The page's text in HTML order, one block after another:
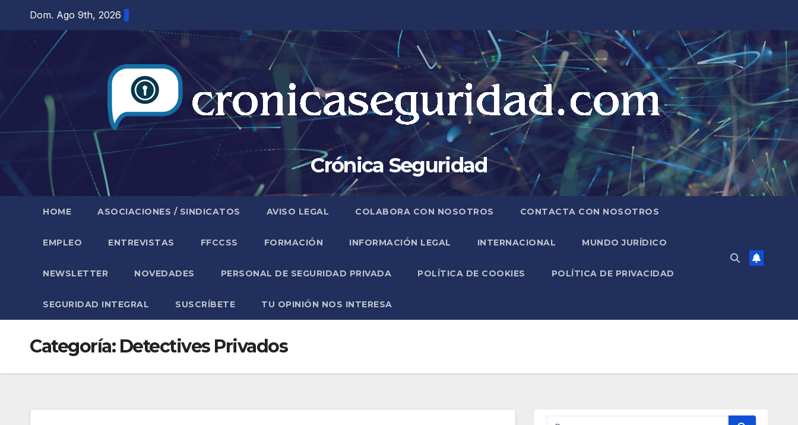
contenido
Dom. Ago 9th, 2026
Crónica Seguridad
HOME ASOCIACIONES / SINDICATOS AVISO LEGAL COLABORA CON NOSOTROS CONTACTA CON NOSOTROS
EMPLEO ENTREVISTAS FFCCSS FORMACIÓN INFORMACIÓN LEGAL INTERNACIONAL MUNDO JURÍDICO
NEWSLETTER NOVEDADES PERSONAL DE SEGURIDAD PRIVADA POLÍTICA DE COOKIES POLÍTICA DE PRIVACIDAD
SEGURIDAD INTEGRAL SUSCRÍBETE TU OPINIÓN NOS INTERESA
Categoría: Detectives Privados